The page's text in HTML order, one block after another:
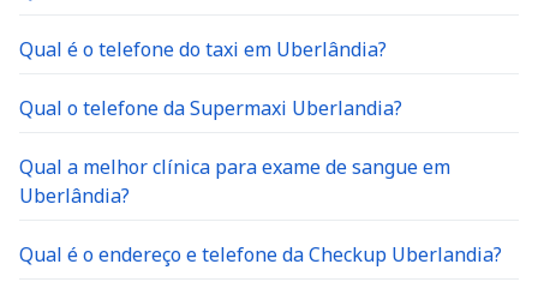
Qual é o telefone do taxi em Uberlândia?
Qual o telefone da Supermaxi Uberlandia?
Qual a melhor clínica para exame de sangue em
Uberlândia?
Qual é o endereço e telefone da Checkup Uberlandia?